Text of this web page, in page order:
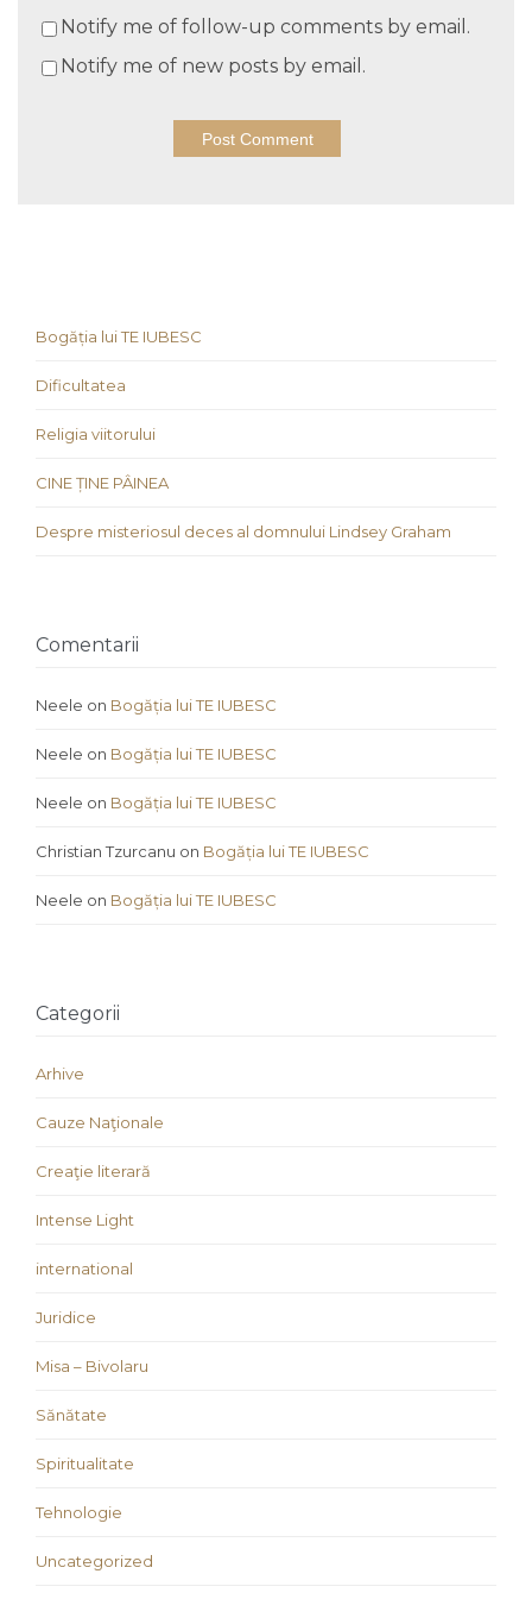
Notify me of follow-up comments by email.
Notify me of new posts by email.
Bogăția lui TE IUBESC
Dificultatea
Religia viitorului
CINE ȚINE PÂINEA
Despre misteriosul deces al domnului Lindsey Graham
Comentarii
Neele on Bogăția lui TE IUBESC
Neele on Bogăția lui TE IUBESC
Neele on Bogăția lui TE IUBESC
Christian Tzurcanu on Bogăția lui TE IUBESC
Neele on Bogăția lui TE IUBESC
Categorii
Arhive
Cauze Naţionale
Creaţie literară
Intense Light
international
Juridice
Misa – Bivolaru
Sănătate
Spiritualitate
Tehnologie
Uncategorized